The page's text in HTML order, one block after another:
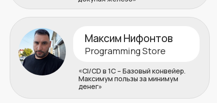
Все спикеры ПерфКонф #12
Основные темы
конференции